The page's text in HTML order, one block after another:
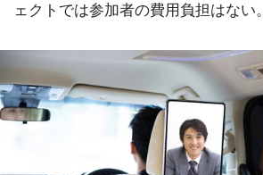
ェクトでは参加者の費用負担はない。